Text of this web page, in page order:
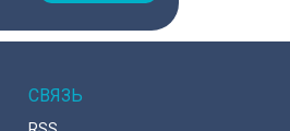
СВЯЗЬ